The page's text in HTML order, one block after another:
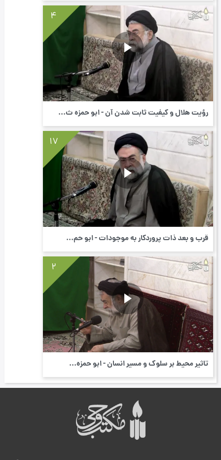
4
رؤیت هلال و کیفیت ثابت شدن آن - ابو حمزه ث...
17
قرب و بعد ذات پروردگار به موجودات - ابو حم...
2
تاثیر محیط بر سلوک و مسیر انسان - ابو حمزه...